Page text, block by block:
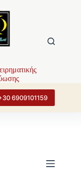
6909101159